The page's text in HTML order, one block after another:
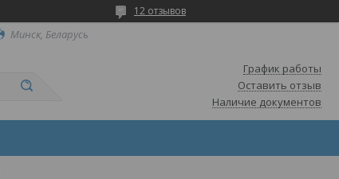
12 отзывов
Минск, Беларусь
График работы
Оставить отзыв
Наличие документов